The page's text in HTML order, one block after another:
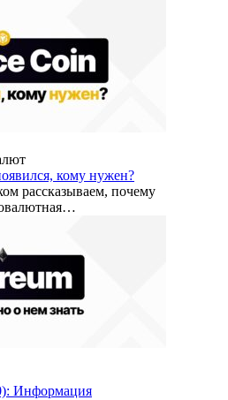
кому нужен?
рассказываем, почему
Информация